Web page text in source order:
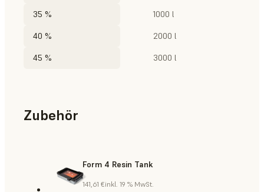
35 % 1000 l
40 % 2000 l
45 % 3000 l
Zubehör
Form 4 Resin Tank
141,61 €inkl. 19 % MwSt.